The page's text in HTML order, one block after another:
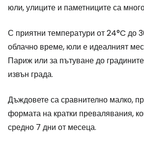
юли, улиците и паметниците са
С приятни температури от 24°C до
облачно време, юли е идеалният
Париж или за пътуване до
извън града.
Дъждовете са сравнително малко,
формата на кратки превалявания,
средно 7 дни от месеца.